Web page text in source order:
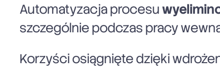
Automatyzacja procesu
szczególnie podczas pracy
Korzyści osiągnięte dzięki